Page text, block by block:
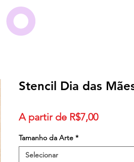
Stencil Dia das
A partir de R$7,00Preço
Tamanho da Arte *
Selecionar